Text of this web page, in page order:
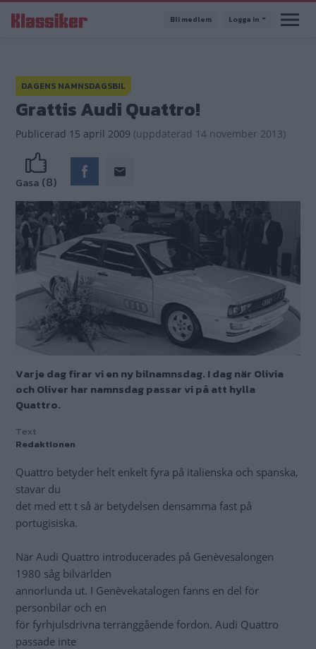
till
Bli medlem Logga in
DAGENS NAMNSDAGSBIL
Grattis Audi Quattro!
Publicerad 15 april 2009 (uppdaterad 14 november 2013)
Gasa (8)
Varje dag firar vi en ny bilnamnsdag. I dag när Olivia
och Oliver har namnsdag passar vi på att hylla
Quattro.
Text
Redaktionen
Quattro betyder helt enkelt fyra på italienska och spanska,
stavar du
det med ett t så är betydelsen densamma fast på
portugisiska.
När Audi Quattro introducerades på Genèvesalongen
1980 såg bilvärlden
annorlunda ut. I Genèvekatalogen fanns en del för
personbilar och en
för fyrhjulsdrivna terränggående fordon. Audi Quattro
passade inte